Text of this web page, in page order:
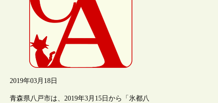
2019年03月18日
青森県八戸市は、2019年3月15日から「氷都八